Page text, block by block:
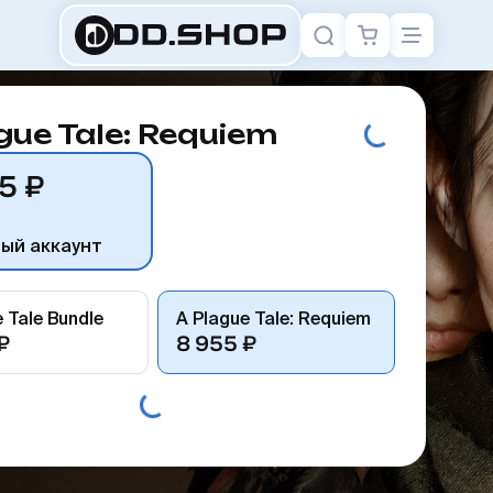
Tale: Requiem
₽
аккаунт
Tale Bundle A Plague Tale: Requiem
8 955 ₽